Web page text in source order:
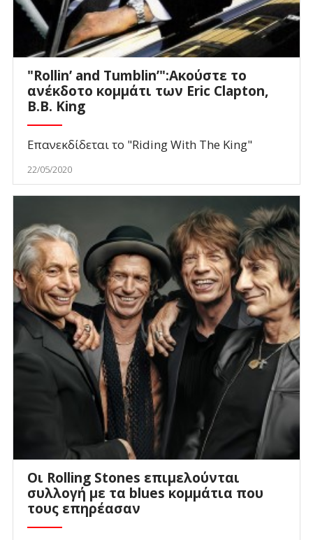
"Rollin’ and Tumblin’":Ακούστε το
ανέκδοτο κομμάτι των Eric Clapton,
B.B. King
Επανεκδίδεται το "Riding With Τhe King"
22/05/2020
Οι Rolling Stones επιμελούνται
συλλογή με τα blues κομμάτια που
τους επηρέασαν